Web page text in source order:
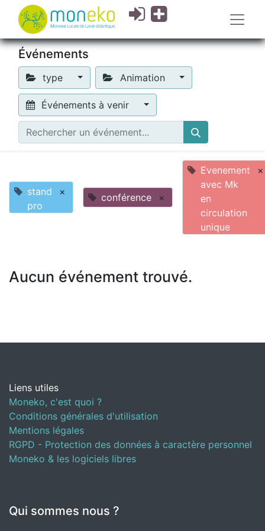
Événements
type Animation
Événements à venir
stand
pro
× conférence ×
Evenement
avec Mk
en
circulation
unique
×
Aucun événement trouvé.
Liens utiles
Moneko, c'est quoi ?
Conditions générales d'utilisation
Mentions légales
RGPD - Protection des données à caractère personnel
Moneko & les logiciels libres
Qui sommes nous ?